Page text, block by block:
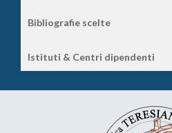
Bibliografie scelte
Istituti & Centri dipendenti